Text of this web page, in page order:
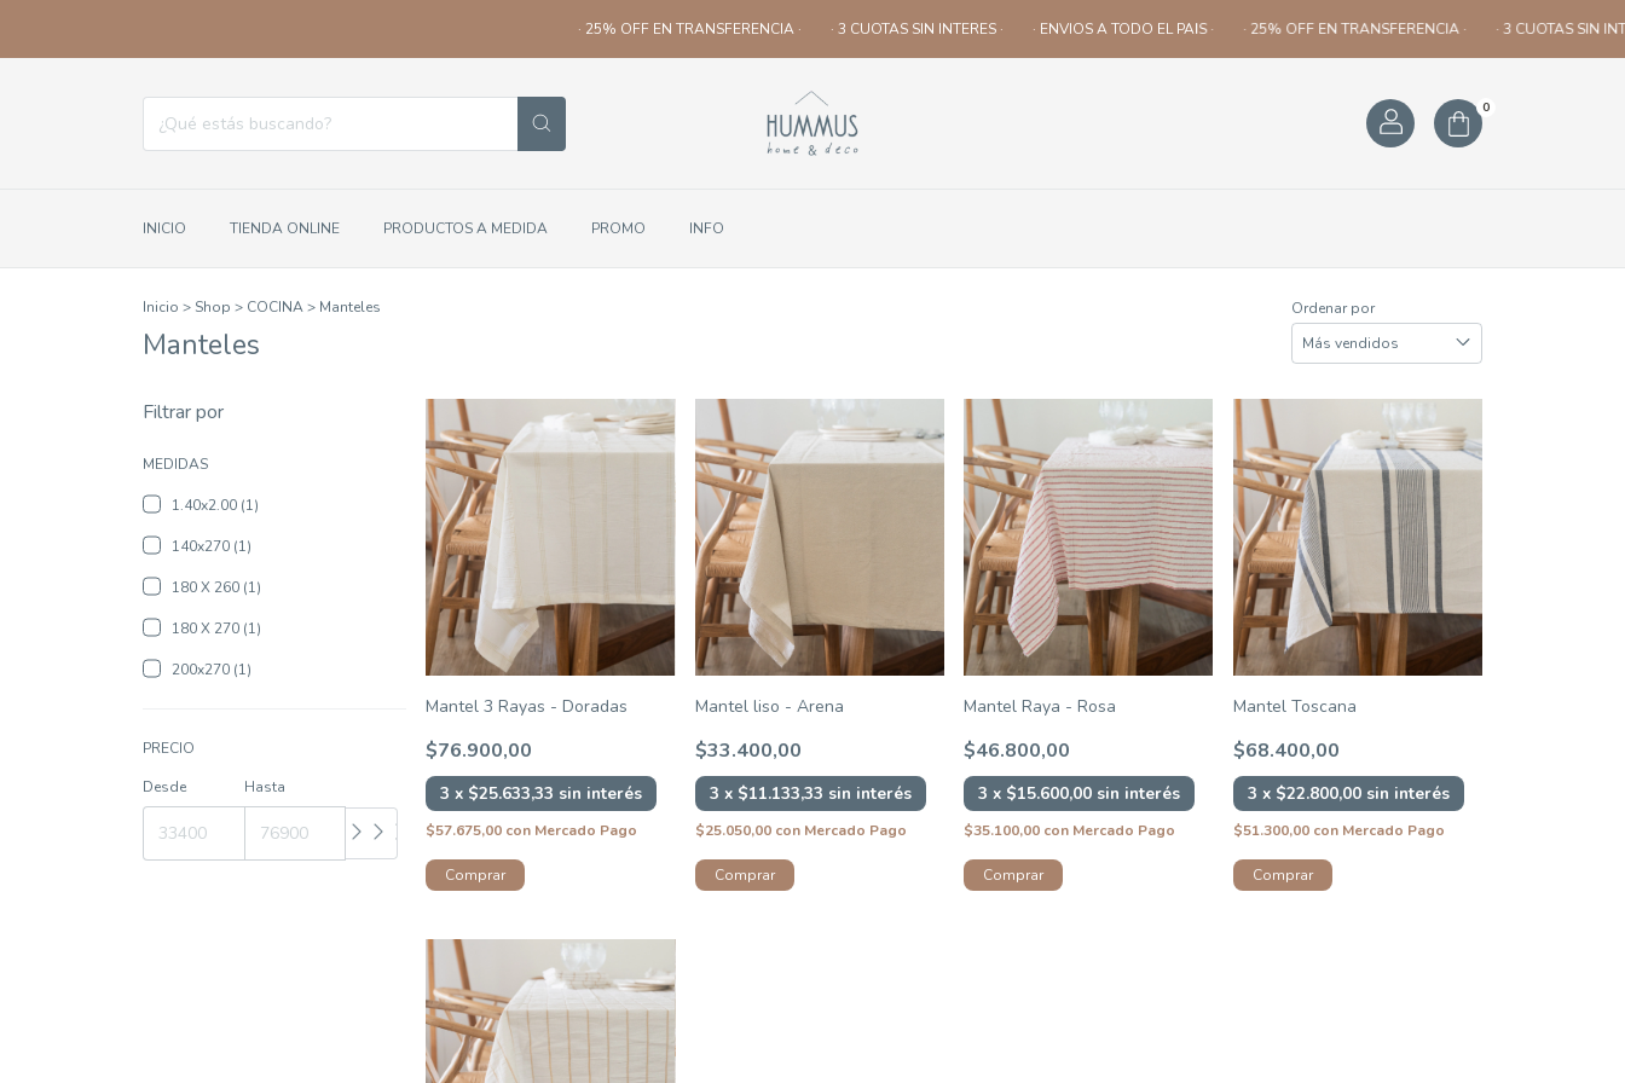
· 25% OFF EN TRANSFERENCIA · · 3 CUOTAS SIN INTERES · · ENVIOS A TODO EL PAIS · · 25% OFF EN TRANSFERENCIA · · 3 CUOTAS SIN
0
INICIO TIENDA ONLINE PRODUCTOS A MEDIDA PROMO INFO
Inicio > Shop > COCINA> Manteles
Manteles
Ordenar por
Filtrar por
MEDIDAS
1.40x2.00 (1)
140x270 (1)
180 X 260 (1)
180 X 270 (1)
200x270 (1)
PRECIO
Desde
Hasta
Mantel 3 Rayas - Doradas
$76.900,00
3 x $25.633,33 sin interés
$57.675,00 con Mercado Pago
Comprar
Mantel liso - Arena
$33.400,00
3 x $11.133,33 sin interés
$25.050,00 con Mercado Pago
Mantel Raya - Rosa
$46.800,00
3 x $15.600,00 sin interés
$35.100,00 con Mercado Pago
Comprar
Mantel Toscana
$68.400,00
3 x $22.800,00 sin interés
$51.300,00 con Mercado Pago
Comprar